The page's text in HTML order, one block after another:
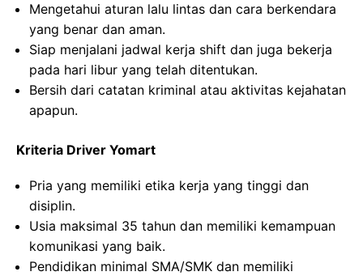
Mengetahui aturan lalu lintas dan cara berkendara
yang benar dan aman.
Siap menjalani jadwal kerja shift dan juga bekerja
pada hari libur yang telah ditentukan.
Bersih dari catatan kriminal atau aktivitas kejahatan
apapun.
Kriteria Driver Yomart
Pria yang memiliki etika kerja yang tinggi dan
disiplin.
Usia maksimal 35 tahun dan memiliki kemampuan
komunikasi yang baik.
Pendidikan minimal SMA/SMK dan memiliki